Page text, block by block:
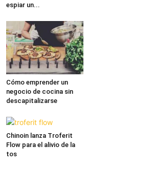
espiar un...
Cómo emprender un
negocio de cocina sin
descapitalizarse
Chinoin lanza Troferit
Flow para el alivio de la
tos